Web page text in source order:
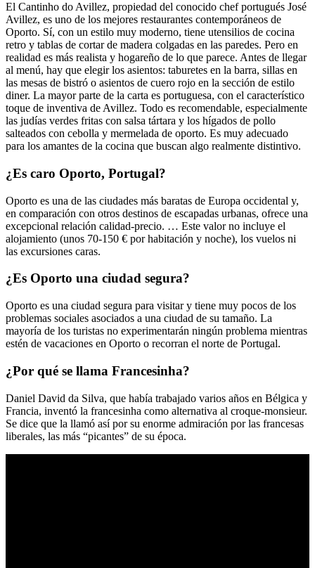
El Cantinho do Avillez, propiedad del conocido chef portugués José
Avillez, es uno de los mejores restaurantes contemporáneos de
Oporto. Sí, con un estilo muy moderno, tiene utensilios de cocina
retro y tablas de cortar de madera colgadas en las paredes. Pero en
realidad es más realista y hogareño de lo que parece. Antes de llegar
al menú, hay que elegir los asientos: taburetes en la barra, sillas en
las mesas de bistró o asientos de cuero rojo en la sección de estilo
diner. La mayor parte de la carta es portuguesa, con el característico
toque de inventiva de Avillez. Todo es recomendable, especialmente
las judías verdes fritas con salsa tártara y los hígados de pollo
salteados con cebolla y mermelada de oporto. Es muy adecuado
para los amantes de la cocina que buscan algo realmente distintivo.
¿Es caro Oporto, Portugal?
Oporto es una de las ciudades más baratas de Europa occidental y,
en comparación con otros destinos de escapadas urbanas, ofrece una
excepcional relación calidad-precio. … Este valor no incluye el
alojamiento (unos 70-150 € por habitación y noche), los vuelos ni
las excursiones caras.
¿Es Oporto una ciudad segura?
Oporto es una ciudad segura para visitar y tiene muy pocos de los
problemas sociales asociados a una ciudad de su tamaño. La
mayoría de los turistas no experimentarán ningún problema mientras
estén de vacaciones en Oporto o recorran el norte de Portugal.
¿Por qué se llama Francesinha?
Daniel David da Silva, que había trabajado varios años en Bélgica y
Francia, inventó la francesinha como alternativa al croque-monsieur.
Se dice que la llamó así por su enorme admiración por las francesas
liberales, las más “picantes” de su época.